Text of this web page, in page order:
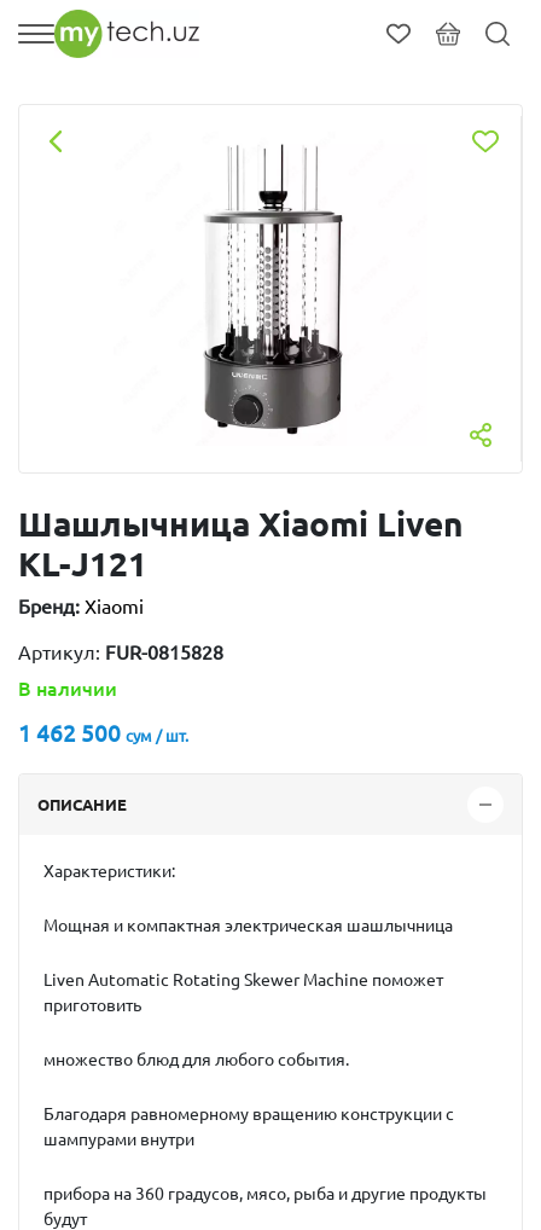
Шашлычница Xiaomi Liven
KL-J121
Бренд: Xiaomi
Артикул: FUR-0815828
В наличии
1 462 500 сум / шт.
ОПИСАНИЕ
Характеристики:
Мощная и компактная электрическая шашлычница
Liven Automatic Rotating Skewer Machine поможет
приготовить
множество блюд для любого события.
Благодаря равномерному вращению конструкции с
шампурами внутри
прибора на 360 градусов, мясо, рыба и другие продукты
будут